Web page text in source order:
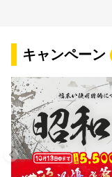
キャンペーン